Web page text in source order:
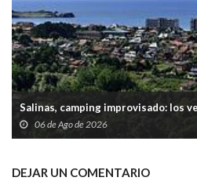
Salinas, camping improvisado: los
06 de Ago de 2026
DEJAR UN COMENTARIO